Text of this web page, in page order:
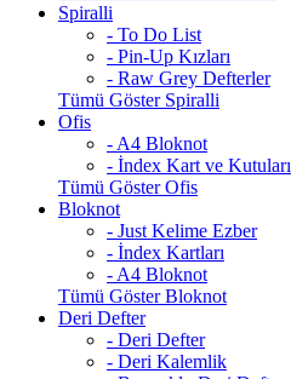
Spiralli
- To Do List
- Pin-Up Kızları
- Raw Grey Defterler
Tümü Göster Spiralli
Ofis
- A4 Bloknot
- İndex Kart ve Kutuları
Tümü Göster Ofis
Bloknot
- Just Kelime Ezber
- İndex Kartları
- A4 Bloknot
Tümü Göster Bloknot
Deri Defter
- Deri Defter
- Deri Kalemlik